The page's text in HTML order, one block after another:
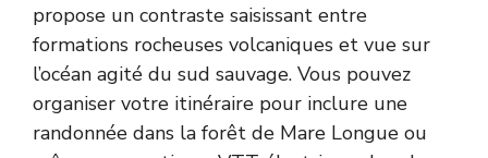
propose un contraste saisissant entre
formations rocheuses volcaniques et vue sur
l’océan agité du sud sauvage. Vous pouvez
organiser votre itinéraire pour inclure une
randonnée dans la forêt de Mare Longue ou